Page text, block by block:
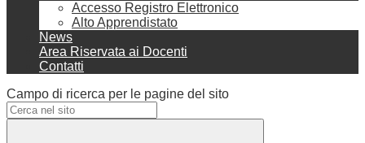
Accesso Registro Elettronico
Alto Apprendistato
News
Area Riservata ai Docenti
Contatti
Campo di ricerca per le pagine del sito